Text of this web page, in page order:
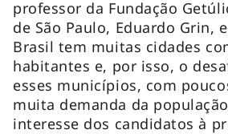
professor da Fundação
de São Paulo, Eduardo Grin,
Brasil tem muitas cidades
habitantes e, por isso, o
esses municípios, com
muita demanda da
interesse dos candidatos à